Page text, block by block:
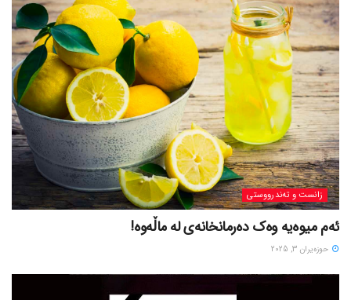
زانست و تەندرووستی
ئەم میوەیە وەک دەرمانخانەی لە ماڵەوە!
حوزه‌یران 3, 2025